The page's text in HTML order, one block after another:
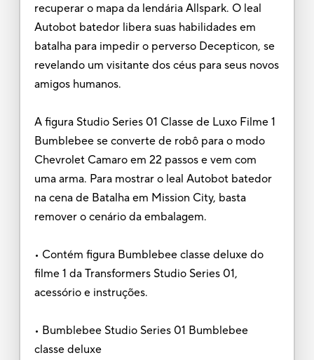
recuperar o mapa da lendária Allspark. O leal
Autobot batedor libera suas habilidades em
batalha para impedir o perverso Decepticon, se
revelando um visitante dos céus para seus novos
amigos humanos.
A figura Studio Series 01 Classe de Luxo Filme 1
Bumblebee se converte de robô para o modo
Chevrolet Camaro em 22 passos e vem com
uma arma. Para mostrar o leal Autobot batedor
na cena de Batalha em Mission City, basta
remover o cenário da embalagem.
• Contém figura Bumblebee classe deluxe do
filme 1 da Transformers Studio Series 01,
acessório e instruções.
• Bumblebee Studio Series 01 Bumblebee
classe deluxe